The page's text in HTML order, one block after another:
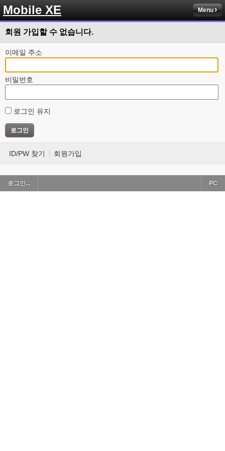
Mobile XE Menu
회원 가입할 수 없습니다.
이메일 주소
비밀번호
로그인 유지
ID/PW 찾기 회원가입
로그인... PC